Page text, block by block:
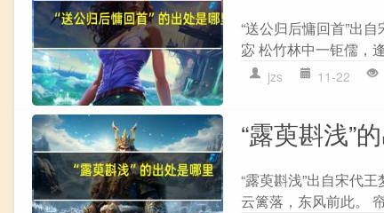
“送公归后慵回首”出
宓 松竹林中一钜儒，
jzs 11-22
“露萸斟浅”
“露萸斟浅”出自宋代
云篱落，东风前此。